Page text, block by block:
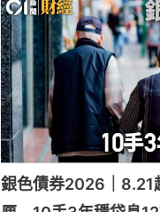
銀色債券2026｜